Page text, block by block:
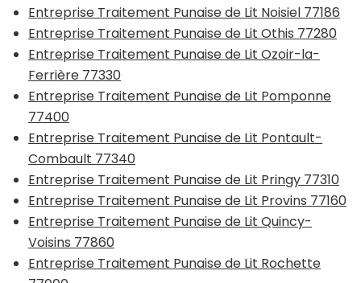
Entreprise Traitement Punaise de Lit Noisiel 77186
Entreprise Traitement Punaise de Lit Othis 77280
Entreprise Traitement Punaise de Lit Ozoir-la-
Ferrière 77330
Entreprise Traitement Punaise de Lit Pomponne
77400
Entreprise Traitement Punaise de Lit Pontault-
Combault 77340
Entreprise Traitement Punaise de Lit Pringy 77310
Entreprise Traitement Punaise de Lit Provins 77160
Entreprise Traitement Punaise de Lit Quincy-
Voisins 77860
Entreprise Traitement Punaise de Lit Rochette